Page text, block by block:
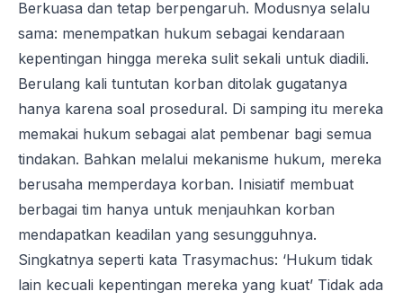
Berkuasa dan tetap berpengaruh. Modusnya selalu
sama: menempatkan hukum sebagai kendaraan
kepentingan hingga mereka sulit sekali untuk diadili.
Berulang kali tuntutan korban ditolak gugatanya
hanya karena soal prosedural. Di samping itu mereka
memakai hukum sebagai alat pembenar bagi semua
tindakan. Bahkan melalui mekanisme hukum, mereka
berusaha memperdaya korban. Inisiatif membuat
berbagai tim hanya untuk menjauhkan korban
mendapatkan keadilan yang sesungguhnya.
Singkatnya seperti kata Trasymachus: ‘Hukum tidak
lain kecuali kepentingan mereka yang kuat’ Tidak ada